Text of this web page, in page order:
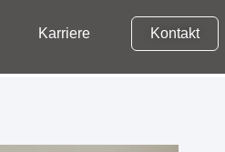
Karriere
Karriere Kontakt